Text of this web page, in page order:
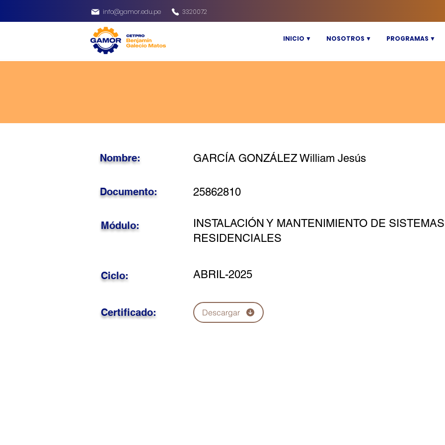
info@gamor.edu.pe 3320072
INICIO ▼ NOSOTROS ▼ PROGRAMAS ▼
GARCÍA GONZÁLEZ William Jesús
Nombre:
25862810
Documento:
INSTALACIÓN Y MANTENIMIENTO DE
RESIDENCIALES
Módulo:
ABRIL-2025
Ciclo:
Certificado: Descargar